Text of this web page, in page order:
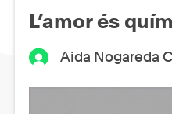
L’amor és
Aida Nogareda